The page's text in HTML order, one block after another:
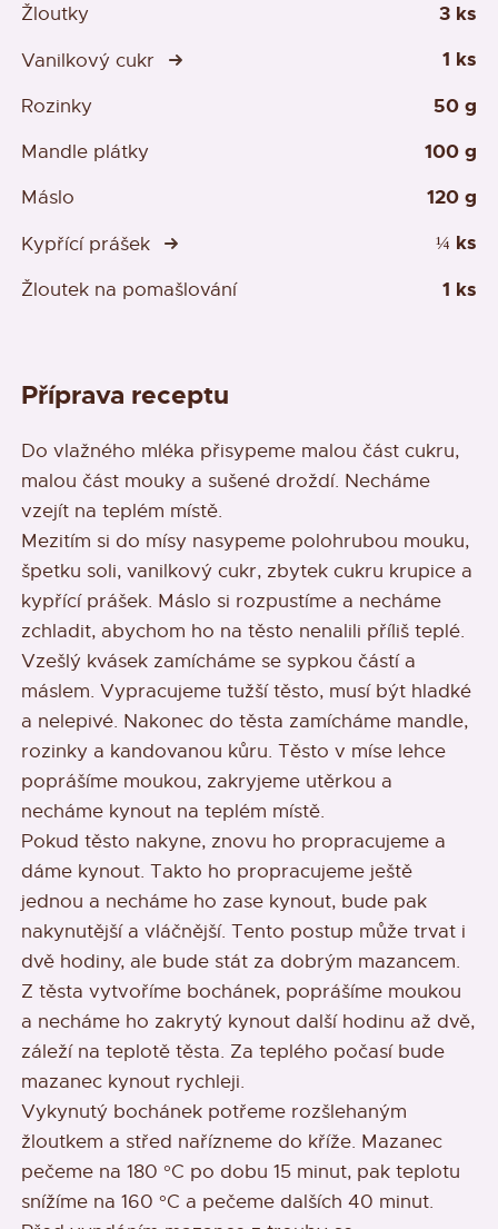
Žloutky 3 ks
Vanilkový cukr 1 ks
Rozinky 50 g
Mandle plátky 100 g
Máslo 120 g
Kypřící prášek ¼ ks
Žloutek na pomašlování 1 ks
Příprava receptu
Do vlažného mléka přisypeme malou část cukru,
malou část mouky a sušené droždí. Necháme
vzejít na teplém místě.
Mezitím si do mísy nasypeme polohrubou mouku,
špetku soli, vanilkový cukr, zbytek cukru krupice a
kypřící prášek. Máslo si rozpustíme a necháme
zchladit, abychom ho na těsto nenalili příliš teplé.
Vzešlý kvásek zamícháme se sypkou částí a
máslem. Vypracujeme tužší těsto, musí být hladké
a nelepivé. Nakonec do těsta zamícháme mandle,
rozinky a kandovanou kůru. Těsto v míse lehce
poprášíme moukou, zakryjeme utěrkou a
necháme kynout na teplém místě.
Pokud těsto nakyne, znovu ho propracujeme a
dáme kynout. Takto ho propracujeme ještě
jednou a necháme ho zase kynout, bude pak
nakynutější a vláčnější. Tento postup může trvat i
dvě hodiny, ale bude stát za dobrým mazancem.
Z těsta vytvoříme bochánek, poprášíme moukou
a necháme ho zakrytý kynout další hodinu až dvě,
záleží na teplotě těsta. Za teplého počasí bude
mazanec kynout rychleji.
Vykynutý bochánek potřeme rozšlehaným
žloutkem a střed nařízneme do kříže. Mazanec
pečeme na 180 °C po dobu 15 minut, pak teplotu
snížíme na 160 °C a pečeme dalších 40 minut.